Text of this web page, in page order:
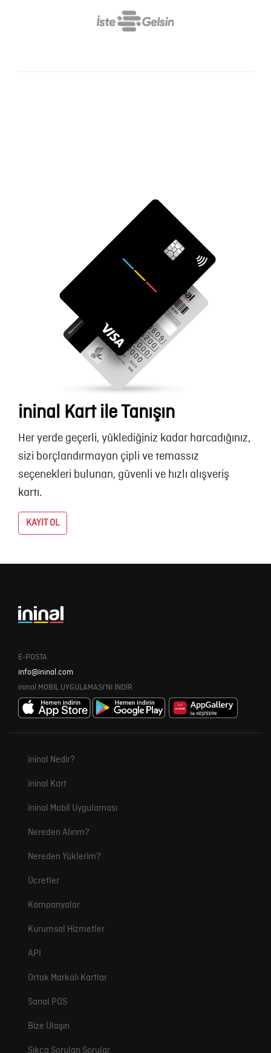
ininal Kart ile Tanışın
Her yerde geçerli, yüklediğiniz kadar harcadığınız,
sizi borçlandırmayan çipli ve temassız
seçenekleri bulunan, güvenli ve hızlı alışveriş
kartı.
KAYIT OL
E-POSTA
info@ininal.com
ininal MOBİL UYGULAMASI'NI İNDİR
ininal Nedir?
ininal Kart
ininal Mobil Uygulaması
Nereden Alırım?
Nereden Yüklerim?
Ücretler
Kampanyalar
Kurumsal Hizmetler
API
Ortak Markalı Kartlar
Sanal POS
Bize Ulaşın